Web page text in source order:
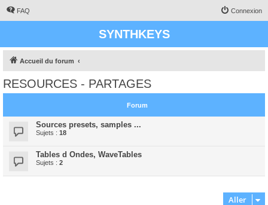
FAQ Connexion
SYNTHKEYS
Accueil du forum
RESOURCES - PARTAGES
Forum
Sources presets, samples ...
Sujets : 18
Tables d Ondes, WaveTables
Sujets : 2
Aller